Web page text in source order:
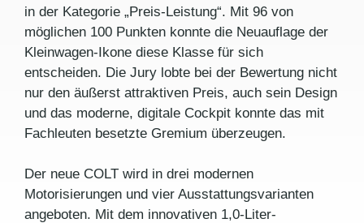
in der Kategorie „Preis-Leistung“. Mit 96 von
möglichen 100 Punkten konnte die Neuauflage der
Kleinwagen-Ikone diese Klasse für sich
entscheiden. Die Jury lobte bei der Bewertung nicht
nur den äußerst attraktiven Preis, auch sein Design
und das moderne, digitale Cockpit konnte das mit
Fachleuten besetzte Gremium überzeugen.
Der neue COLT wird in drei modernen
Motorisierungen und vier Ausstattungsvarianten
angeboten. Mit dem innovativen 1,0-Liter-